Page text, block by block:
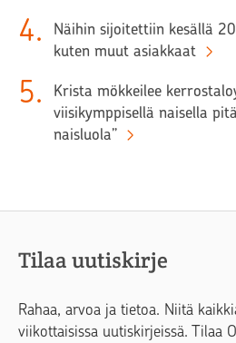
4.
Näihin sijoitettiin kesällä
kuten muut asiakkaat
5.
Krista mökkeilee
viisikymppisellä naisella
naisluola”
Tilaa uutiskirje
Rahaa, arvoa ja tietoa. Niitä
viikottaisissa uutiskirjeissä. Tilaa